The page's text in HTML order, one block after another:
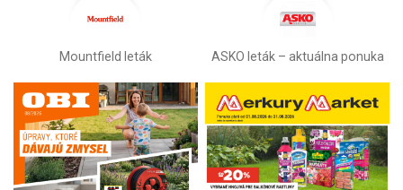
Mountfield leták ASKO leták – aktuálna ponuka